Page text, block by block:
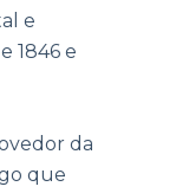
e
1846 e
da
que